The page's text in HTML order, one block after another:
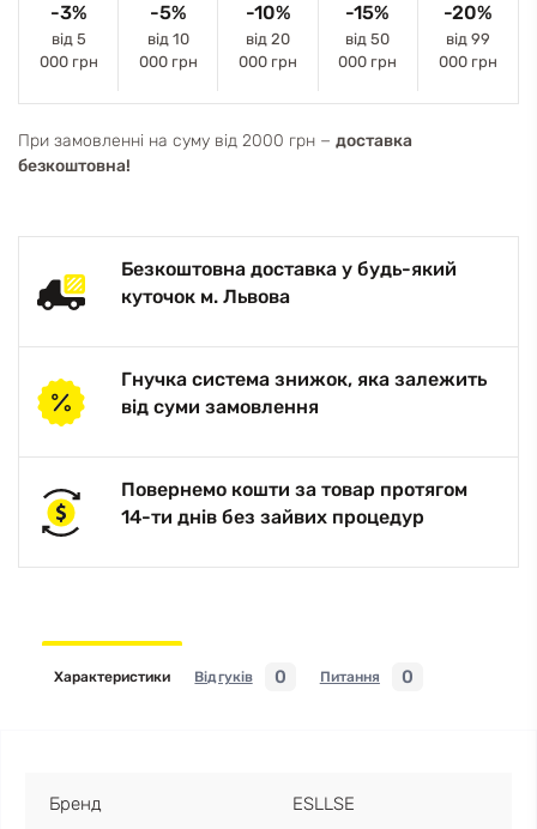
-3%
від 5
000 грн
-5%
від 10
000 грн
-10%
від 20
000 грн
-15%
від 50
000 грн
-20%
від 99
000 грн
При замовленні на суму від 2000 грн − доставка
безкоштовна!
Безкоштовна доставка у будь-який
куточок м. Львова
Гнучка система знижок, яка залежить
від суми замовлення
Повернемо кошти за товар протягом
14-ти днів без зайвих процедур
Характеристики Відгуків 0 Питання 0
Бренд ESLLSE